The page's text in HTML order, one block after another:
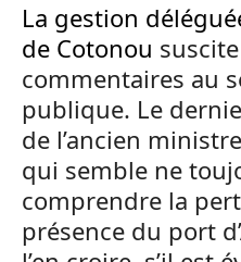
La gestion
de Cotonou
commentaires au
publique. Le
de l’ancien
qui semble ne
comprendre la
présence du port